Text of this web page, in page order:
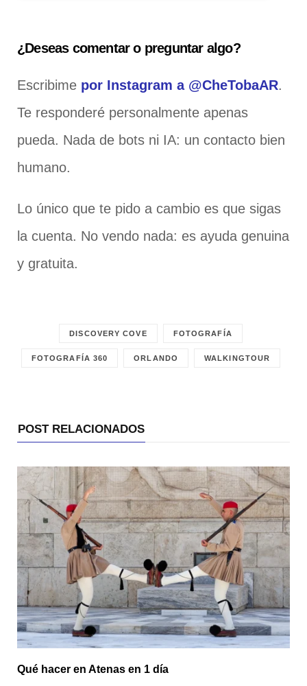
¿Deseas comentar o preguntar algo?
Escribime por Instagram a @CheTobaAR.
Te responderé personalmente apenas
pueda. Nada de bots ni IA: un contacto bien
humano.
Lo único que te pido a cambio es que sigas
la cuenta. No vendo nada: es ayuda genuina
y gratuita.
DISCOVERY COVE FOTOGRAFÍA
FOTOGRAFÍA 360 ORLANDO WALKINGTOUR
POST RELACIONADOS
Qué hacer en Atenas en 1 día